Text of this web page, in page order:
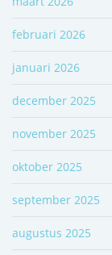
februari 2026
januari 2026
december 2025
november 2025
oktober 2025
september 2025
augustus 2025